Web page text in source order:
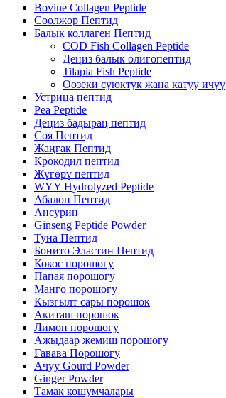
Bovine Collagen Peptide
Сөөлжөр Пептид
Балык коллаген Пептид
COD Fish Collagen Peptide
Деңиз балык олигопептид
Tilapia Fish Peptide
Оозеки суюктук жана катуу ичүү
Устрица пептид
Pea Peptide
Деңиз бадыраң пептид
Соя Пептид
Жаңгак Пептид
Крокодил пептид
Жүгөрү пептид
WYY Hydrolyzed Peptide
Абалон Пептид
Ансурин
Ginseng Peptide Powder
Туна Пептид
Бонито Эластин Пептид
Кокос порошогу
Папая порошогу
Манго порошогу
Кызгылт сары порошок
Акиташ порошок
Лимон порошогу
Ажыдаар жемиш порошогу
Гавава Порошогу
Ачуу Gourd Powder
Ginger Powder
Тамак кошумчалары